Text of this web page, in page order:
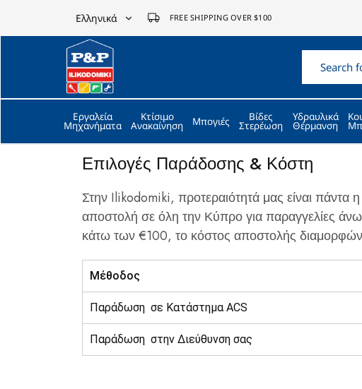
Ελληνικά
Ελληνικά
English
FREE SHIPPING OVER $100
P&P
ilikodomiki
LTD
Εργαλεία
Μηχανήματα
Κτίσιμο
Ανακαίνηση Μπογιές Βίδες
Στερέωση
Υδραυλικά
Θέρμανση
Επιλογές Παράδοσης & Κόστη
Στην Ilikodomiki, προτεραιότητά μας είναι
αποστολή σε όλη την Κύπρο για παραγγελίες
κάτω των €100, το κόστος αποστολής
Μέθοδος
Παράδωση σε Κατάστημα ACS
Παράδωση στην Διεύθυνση σας